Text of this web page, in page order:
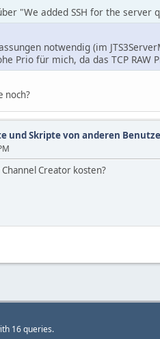
"We added SSH for the
notwendig (im
Prio für mich, da das TCP
noch?
und Skripte von anderen
Creator kosten?
16 queries.